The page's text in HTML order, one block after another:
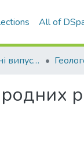
All of
01. Кваліфікаційні випускні роботи здобувачів вищої освіти